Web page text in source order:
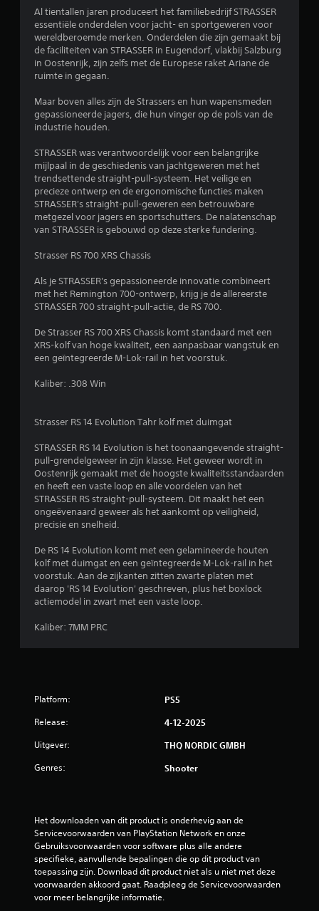
o
r
d
l
n
g
4
6
/
5
s
r
i
t
0
l
i
Al tientallen jaren produceert het familiebedrijf STRASSER
essentiële onderdelen voor jacht- en sportgeweren voor
wereldberoemde merken. Onderdelen die zijn gemaakt bij
de faciliteiten van STRASSER in Eugendorf, vlakbij Salzburg
in Oostenrijk, zijn zelfs met de Europese raket Ariane de
ruimte in gegaan.
Maar boven alles zijn de Strassers en hun wapensmeden
gepassioneerde jagers, die hun vinger op de pols van de
industrie houden.
STRASSER was verantwoordelijk voor een belangrijke
mijlpaal in de geschiedenis van jachtgeweren met het
trendsettende straight-pull-systeem. Het veilige en
precieze ontwerp en de ergonomische functies maken
STRASSER's straight-pull-geweren een betrouwbare
metgezel voor jagers en sportschutters. De nalatenschap
van STRASSER is gebouwd op deze sterke fundering.
Strasser RS 700 XRS Chassis
Als je STRASSER's gepassioneerde innovatie combineert
met het Remington 700-ontwerp, krijg je de allereerste
STRASSER 700 straight-pull-actie, de RS 700.
De Strasser RS 700 XRS Chassis komt standaard met een
XRS-kolf van hoge kwaliteit, een aanpasbaar wangstuk en
een geïntegreerde M-Lok-rail in het voorstuk.
Kaliber: .308 Win
Strasser RS 14 Evolution Tahr kolf met duimgat
STRASSER RS 14 Evolution is het toonaangevende straight-
pull-grendelgeweer in zijn klasse. Het geweer wordt in
Oostenrijk gemaakt met de hoogste kwaliteitsstandaarden
en heeft een vaste loop en alle voordelen van het
STRASSER RS straight-pull-systeem. Dit maakt het een
ongeëvenaard geweer als het aankomt op veiligheid,
precisie en snelheid.
De RS 14 Evolution komt met een gelamineerde houten
kolf met duimgat en een geïntegreerde M-Lok-rail in het
voorstuk. Aan de zijkanten zitten zwarte platen met
daarop 'RS 14 Evolution' geschreven, plus het boxlock
actiemodel in zwart met een vaste loop.
Kaliber: 7MM PRC
Platform: PS5
Release: 4-12-2025
Uitgever: THQ NORDIC GMBH
Genres: Shooter
Het downloaden van dit product is onderhevig aan de
Servicevoorwaarden van PlayStation Network en onze
Gebruiksvoorwaarden voor software plus alle andere
specifieke, aanvullende bepalingen die op dit product van
toepassing zijn. Download dit product niet als u niet met deze
voorwaarden akkoord gaat. Raadpleeg de Servicevoorwaarden
voor meer belangrijke informatie.